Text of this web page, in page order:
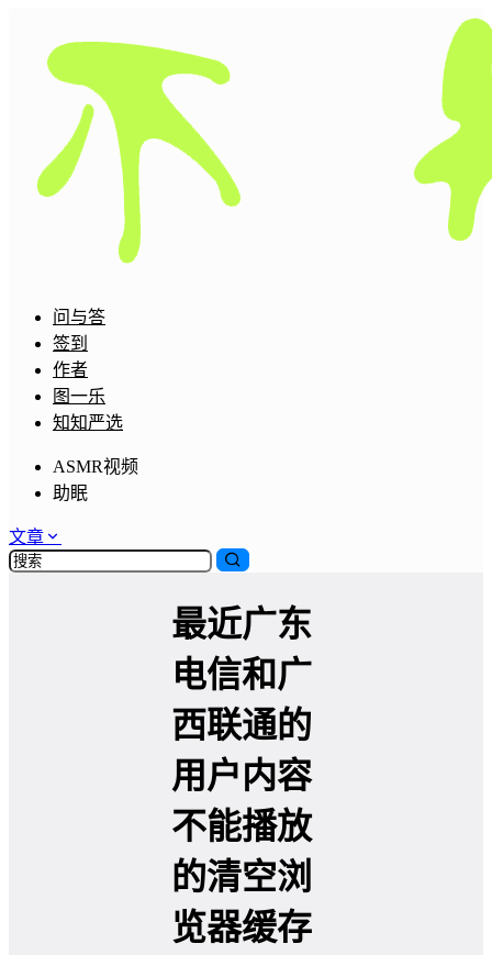
问与答
签到
作者
图一乐
知知严选
ASMR视频
助眠
文章
最近广东
电信和广
西联通的
用户内容
不能播放
的清空浏
览器缓存